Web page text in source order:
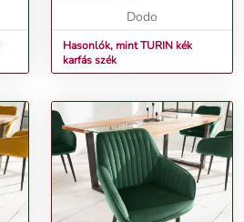
Dodo
Hasonlók, mint TURIN kék
karfás szék